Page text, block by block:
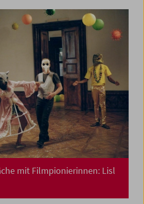
mit Filmpionierinnen: Lisl